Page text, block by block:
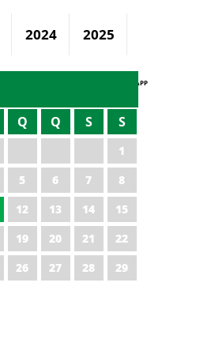
2024 2025
AGENDA PAPP
Q Q S S
1
5 6 7
8
12 13 14
15
19 20 21
22
26 27 28
29